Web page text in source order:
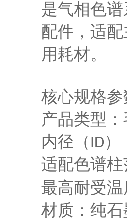
是气相色
配件，适
用耗材。
核心规格参
产品类型
内径（ ID）
适配色谱
最高耐受温
材质：纯石